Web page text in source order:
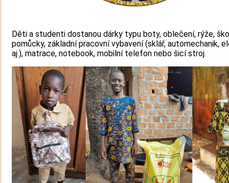
Děti a studenti dostanou dárky typu boty, oblečení, rýže,
pomůcky, základní pracovní vybavení (sklář, automechanik,
aj.), matrace, notebook, mobilní telefon nebo šicí stroj.